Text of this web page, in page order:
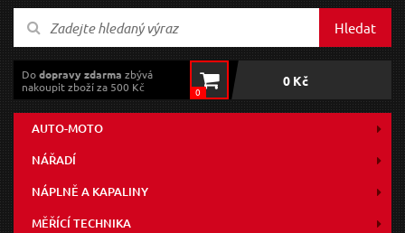
Hledat
Dodopravy zdarma zbývá
nakoupit zboží za 500 Kč
0
0 Kč
AUTO-MOTO
NÁŘADÍ
NÁPLNĚ A KAPALINY
MĚŘÍCÍ TECHNIKA